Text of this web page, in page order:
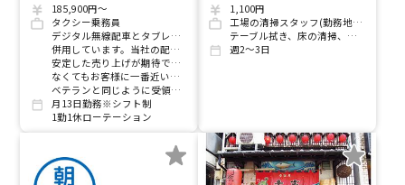
い♪
185,900円～
タクシー乗務員
デジタル無線配車とタブレット配車(いずれもナビ機能あり)を
併用しています。当社の配車回数は業界トップ水準のため
安定した売り上げが期待できます。また当社は経験が
なくてもお客様に一番近い車両に配車しますので、
ベテランと同じように受領できます。
月13日勤務※シフト制
1勤1休ローテーション
1,100円
工場の清掃スタッフ(勤務地：小谷穀粉)
テーブル拭き、床の清掃、浴室清掃、駐車場清掃など
週2～3日